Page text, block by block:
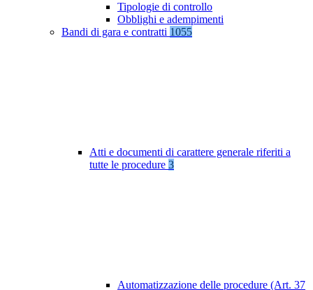
Tipologie di controllo
Obblighi e adempimenti
Bandi di gara e contratti 1055
Atti e documenti di carattere generale riferiti a
tutte le procedure 3
Automatizzazione delle procedure (Art. 37